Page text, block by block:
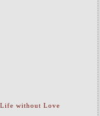
Life without Love